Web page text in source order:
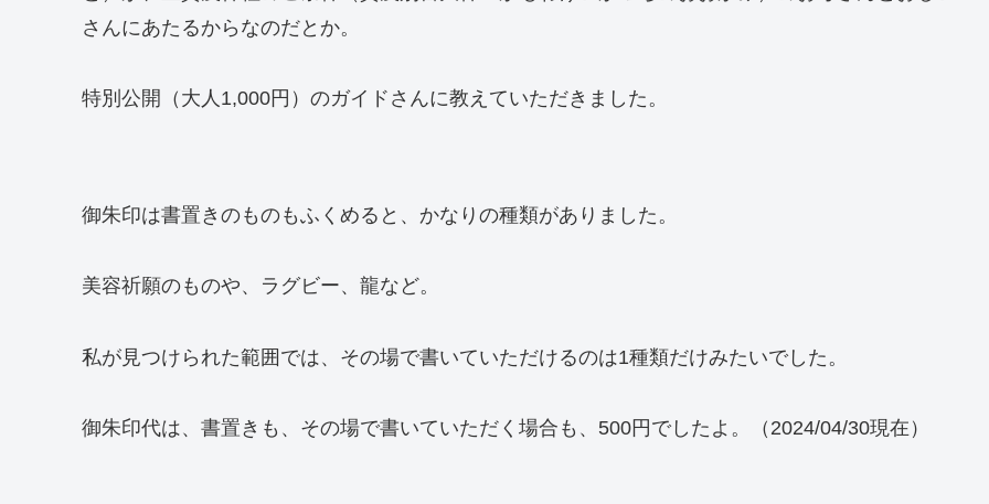
さんにあたるからなのだとか。
特別公開（大人1,000円）のガイドさんに教えていただきました。
御朱印は書置きのものもふくめると、かなりの種類がありました。
美容祈願のものや、ラグビー、龍など。
私が見つけられた範囲では、その場で書いていただけるのは1種類だけみたいでした。
御朱印代は、書置きも、その場で書いていただく場合も、500円でしたよ。（2024/04/30現在）